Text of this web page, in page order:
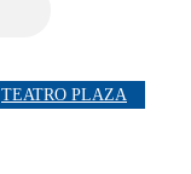
TEATRO PLAZA